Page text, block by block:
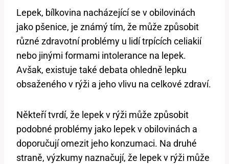
Lepek, bílkovina nacházející se v obilovinách
jako pšenice, je známý tím, že může způsobit
různé zdravotní problémy u lidí trpících celiakií
nebo jinými formami intolerance na lepek.
Avšak, existuje také debata ohledně lepku
obsaženého v rýži a jeho vlivu na celkové zdraví.
Někteří tvrdí, že lepek v rýži může způsobit
podobné problémy jako lepek v obilovinách a
doporučují omezit jeho konzumaci. Na druhé
straně, výzkumy naznačují, že lepek v rýži může